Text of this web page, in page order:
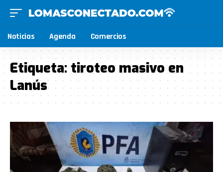
Noticias Agenda Comercios
Etiqueta:tiroteo masivo en
Lanús